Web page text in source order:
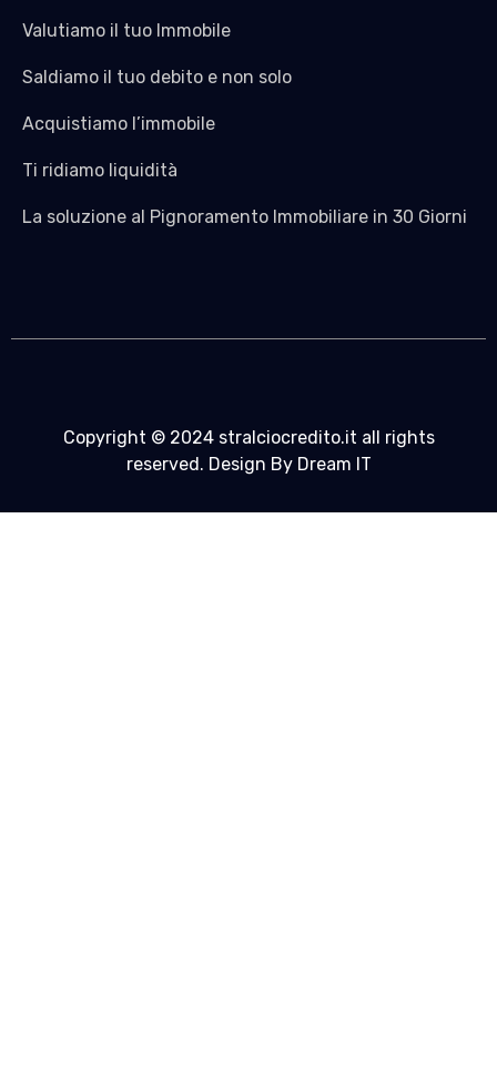
Valutiamo il tuo Immobile
Saldiamo il tuo debito e non solo
Acquistiamo l’immobile
Ti ridiamo liquidità
La soluzione al Pignoramento Immobiliare in 30 Giorni
Copyright © 2024 stralciocredito.it all rights
reserved. Design By Dream IT